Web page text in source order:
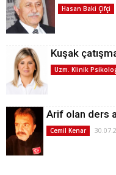
Hasan Baki Çifçi
Kuşak
Uzm. Klinik
Arif olan ders
Cemil Kenar